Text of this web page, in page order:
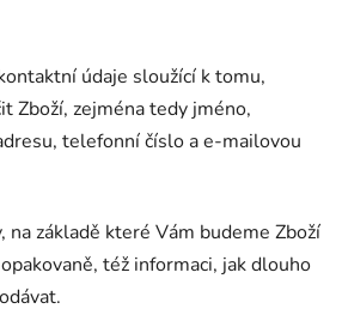
údaje sloužící k tomu,
Zboží, zejména tedy jméno,
telefonní číslo a e-mailovou
na základě které Vám budeme Zboží
též informaci, jak dlouho